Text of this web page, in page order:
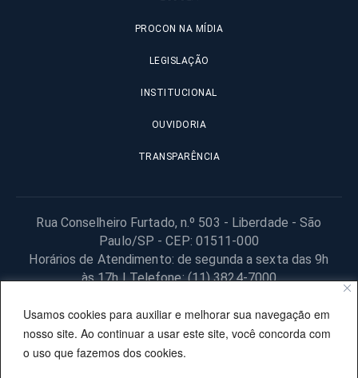
Usamos cookies para auxiliar e melhorar sua navegação em
nosso site. Ao continuar a usar este site, você concorda com
o uso que fazemos dos cookies.
PROCON NA MÍDIA
LEGISLAÇÃO
INSTITUCIONAL
OUVIDORIA
TRANSPARÊNCIA
Rua Conselheiro Furtado, n.º 503 - Liberdade - São
Paulo/SP - CEP: 01511-000
Horários de Atendimento: de segunda a sexta das 9h
às 17h | Telefone: (11) 3824-7000
© 2025 Fundação Procon – SP – Todos os direitos reservados. |
Site desenvolvido pela PRODESP.